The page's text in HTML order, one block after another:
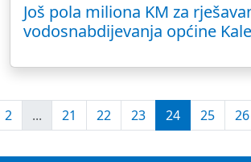
Još pola miliona KM za
vodosnabdijevanja općine
2 ... 21 22 23 24 25 26